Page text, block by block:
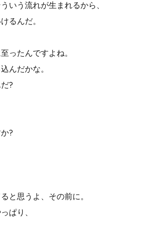
いう流れが生まれるから、
るんだ。
ったんですよね。
んだかな。
?
?
と思うよ、その前に。
ぱり、